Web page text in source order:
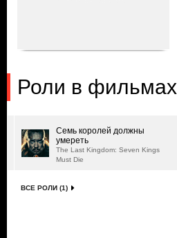
Роли в фильмах
Семь королей должны
умереть
The Last Kingdom: Seven Kings
Must Die
ВСЕ РОЛИ (1)